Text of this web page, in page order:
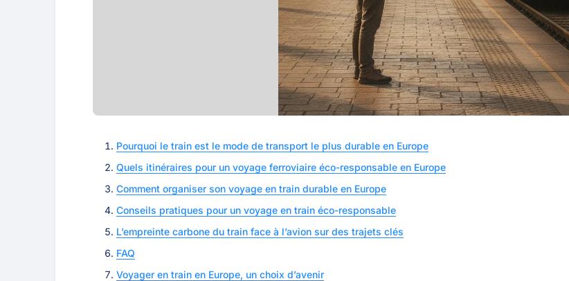
Pourquoi le train est le mode de transport le plus durable en Europe
Quels itinéraires pour un voyage ferroviaire éco-responsable en Europe
Comment organiser son voyage en train durable en Europe
Conseils pratiques pour un voyage en train éco-responsable
L’empreinte carbone du train face à l’avion sur des trajets clés
FAQ
Voyager en train en Europe, un choix d’avenir